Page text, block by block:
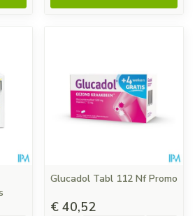
Glucadol Tabl 112 Nf Promo
€ 40,52